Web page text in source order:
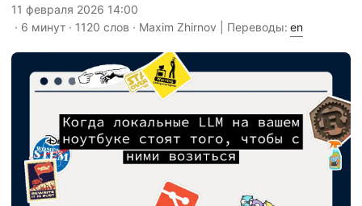
11 февраля 2026 14:00
· 6 минут · 1120 слов · Maxim Zhirnov | Переводы: en